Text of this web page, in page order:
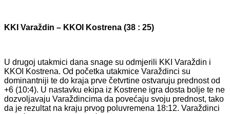
KKI Varaždin – KKOI Kostrena (38 : 25)
U drugoj utakmici dana snage su odmjerili KKI Varaždin i
KKOI Kostrena. Od početka utakmice Varaždinci su
dominantniji te do kraja prve četvrtine ostvaruju prednost od
+6 (10:4). U nastavku ekipa iz Kostrene igra dosta bolje te ne
dozvoljavaju Varaždincima da povećaju svoju prednost, tako
da je rezultat na kraju prvog poluvremena 18:12. Varaždinci